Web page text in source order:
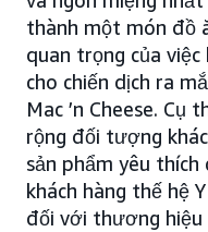
thành một món đồ
quan trọng của
cho chiến dịch ra
Mac ’n Cheese. Cụ
rộng đối tượng
sản phẩm yêu thích
khách hàng thế hệ
đối với thương hiệu